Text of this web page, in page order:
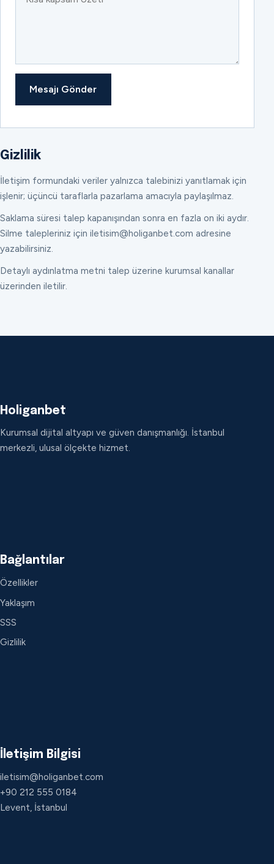
Mesajı Gönder
Gizlilik
İletişim formundaki veriler yalnızca talebinizi yanıtlamak için
işlenir; üçüncü taraflarla pazarlama amacıyla paylaşılmaz.
Saklama süresi talep kapanışından sonra en fazla on iki aydır.
Silme talepleriniz için iletisim@holiganbet.com adresine
yazabilirsiniz.
Detaylı aydınlatma metni talep üzerine kurumsal kanallar
üzerinden iletilir.
Holiganbet
Kurumsal dijital altyapı ve güven danışmanlığı. İstanbul
merkezli, ulusal ölçekte hizmet.
Bağlantılar
Özellikler
Yaklaşım
SSS
Gizlilik
İletişim Bilgisi
iletisim@holiganbet.com
+90 212 555 0184
Levent, İstanbul